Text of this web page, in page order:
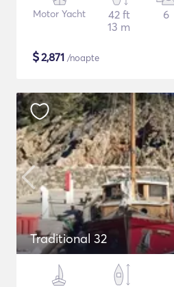
Motor Yacht
42 ft
13 m
6
$2,871 /noapte
Traditional 32